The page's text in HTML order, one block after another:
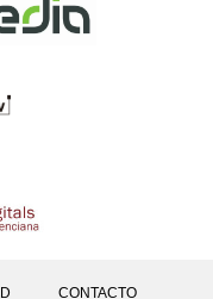
CONTACTO